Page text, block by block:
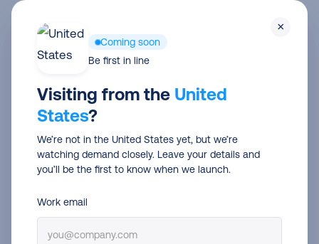
Skip
Trends
Tendenze dei consumatori
nell’ecommerce nel 2026:
cosa vogliono davvero
8.000 acquirenti europei
Marina Fernández 5 Giu 2026 3 min read
×
Coming soon
Be first in line
Visiting from the United
States?
We’re not in the United States yet, but we’re
watching demand closely. Leave your details and
you’ll be the first to know when we launch.
Work email